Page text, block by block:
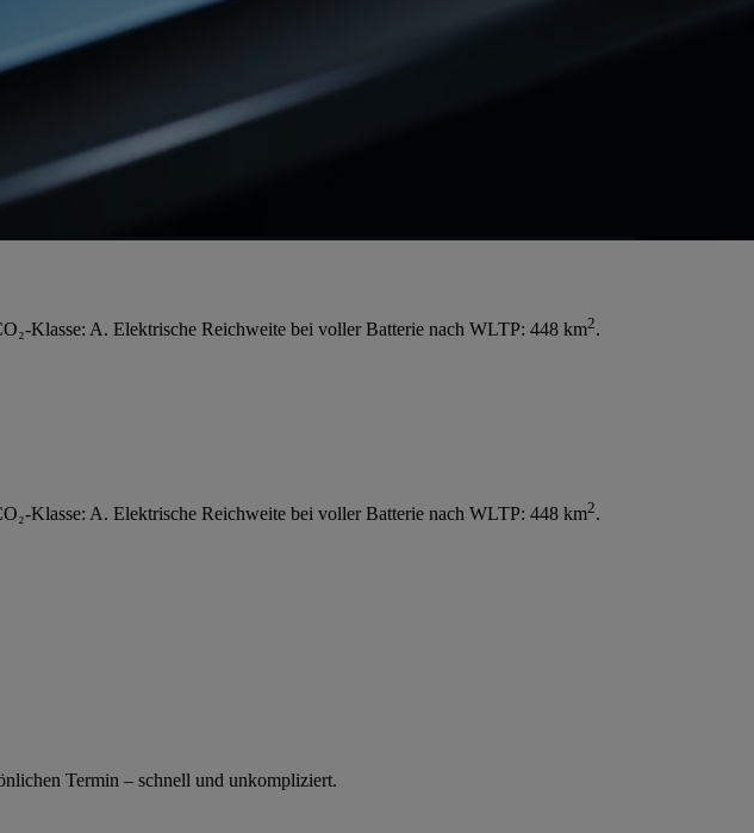
Klasse: A. Elektrische Reichweite bei voller Batterie nach WLTP: 448 km2.
Klasse: A. Elektrische Reichweite bei voller Batterie nach WLTP: 448 km2.
Termin – schnell und unkompliziert.